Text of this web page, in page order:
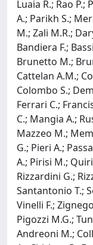
Luaia R.; Rao P.;
A.; Parikh S.;
M.; Zali M.R.;
Bandiera F.;
Brunetto M.;
Cattelan A.M.;
Colombo S.;
Ferrari C.;
C.; Mangia A.;
Mazzeo M.;
G.; Pieri A.;
A.; Pirisi M.;
Rizzardini G.;
Santantonio T.;
Vinelli F.;
Pigozzi M.G.;
Andreoni M.;